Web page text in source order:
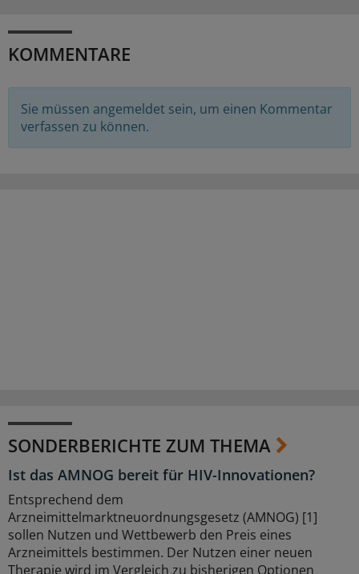
KOMMENTARE
Sie müssen angemeldet sein, um einen Kommentar
verfassen zu können.
SONDERBERICHTE ZUM THEMA
Ist das AMNOG bereit für HIV-Innovationen?
Entsprechend dem
Arzneimittelmarktneuordnungsgesetz (AMNOG) [1]
sollen Nutzen und Wettbewerb den Preis eines
Arzneimittels bestimmen. Der Nutzen einer neuen
Therapie wird im Vergleich zu bisherigen Optionen